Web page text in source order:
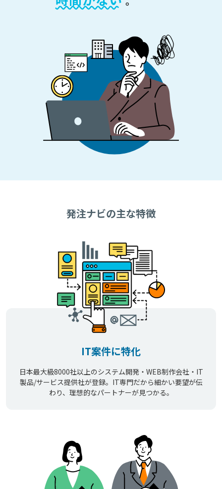
発注ナビの主な特徴
IT案件に特化
日本最大級8000社以上のシステム開発・WEB制作会社・IT
製品/サービス提供社が登録。IT専門だから細かい要望が伝
わり、理想的なパートナーが見つかる。